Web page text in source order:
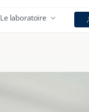
Le laboratoire